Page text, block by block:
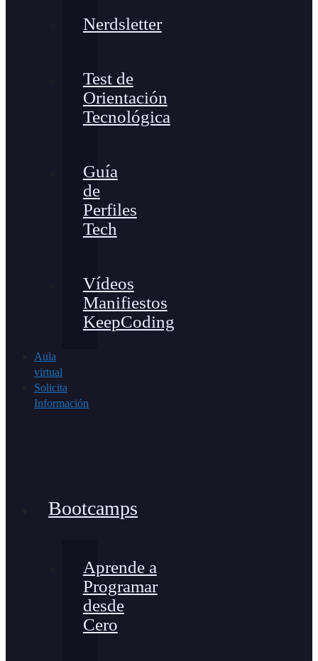
Nerdsletter
Test de
Orientación
Tecnológica
Guía
de
Perfiles
Tech
Vídeos
Manifiestos
KeepCoding
Aula
virtual
Solicita
Información
Bootcamps
Aprende a
Programar
desde
Cero